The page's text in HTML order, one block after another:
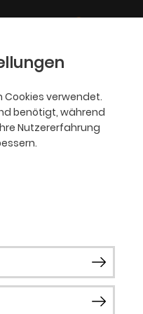
Cookies verwendet.
benötigt, während
Nutzererfahrung
Theater
für